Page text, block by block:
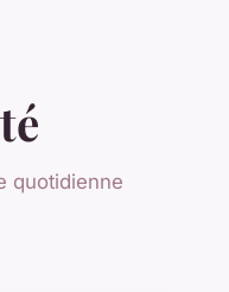
quotidienne